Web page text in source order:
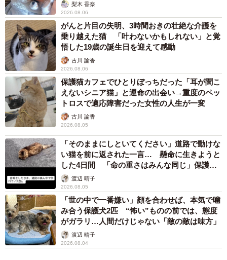
安を抑えられなかったそうです。
「息をしてるか、ヒヤヒヤして何度も確認しました。病院
でミルクのあげ方や排泄の仕方を教わってからは、2〜3時
間おきに世話する日々が始まりました。大変だったけど、
今では良い思い出です」
梨木 香奈
2026.08.06
がんと片目の失明、3時間おきの壮絶な介護を
乗り越えた猫 「叶わないかもしれない」と覚
悟した19歳の誕生日を迎えて感動
古川 諭香
2026.08.06
保護猫カフェでひとりぼっちだった「耳が聞こ
えないシニア猫」と運命の出会い→重度のペッ
トロスで適応障害だった女性の人生が一変
古川 諭香
2026.08.05
「そのままにしといてください」道路で動けな
い猫を前に返された一言… 懸命に生きようと
した4日間 「命の重さはみんな同じ」保護団
体代表の訴え
渡辺 晴子
2026.08.05
「世の中で一番嫌い」顔を合わせば、本気で噛
み合う保護犬2匹 “怖い”ものの前では、態度
がガラリ…人間だけじゃない「敵の敵は味方」
渡辺 晴子
2026.08.04